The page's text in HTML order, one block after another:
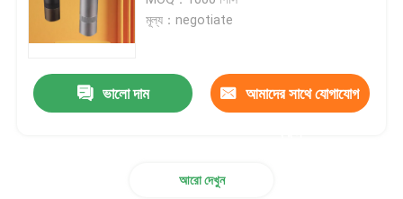
ডসারলেস কফি গ্রাইন্ডার
বাণিজ্যিক কফি পেষকদন্ত
মূল্য：negotiate
ভালো দাম আমাদের সাথে যোগাযোগ
আরো দেখুন